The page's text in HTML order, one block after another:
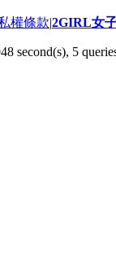
權條款|2GIRL女
second(s), 5